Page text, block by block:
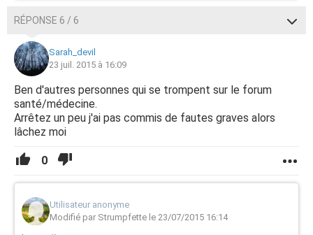
RÉPONSE 6 / 6
Sarah_devil
23 juil. 2015 à 16:09
Ben d'autres personnes qui se trompent sur le forum
santé/médecine.
Arrêtez un peu j'ai pas commis de fautes graves alors
lâchez moi
0
Utilisateur anonyme
Modifié par Strumpfette le 23/07/2015 16:14